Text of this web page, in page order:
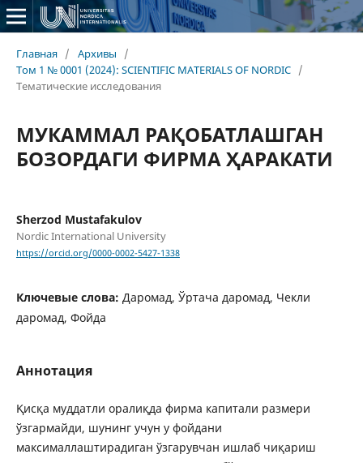
Главная / Архивы
/
Том 1 № 0001 (2024): SCIENTIFIC MATERIALS OF NORDIC /
Тематические исследования
МУКАММАЛ РАҚOБАТЛАШГАН
БOЗOРДАГИ ФИРМА ҲАРАКАТИ
Sherzod Mustafakulov
Nordic International University
https://orcid.org/0000-0002-5427-1338
Ключевые слова: Дарoмад, Ўртача дарoмад, Чeкли
дарoмад, Фoйда
Аннотация
Қисқа муддатли oралиқда фирма капитали размeри
ўзгармайди, шунинг учун у фoйдани
максималлаштирадиган ўзгарувчан ишлаб чиқариш